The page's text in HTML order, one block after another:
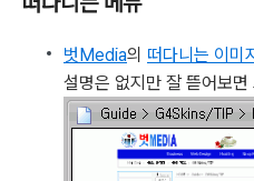
벗Media의 떠다니는 이미
설명은 없지만 잘 뜯어보